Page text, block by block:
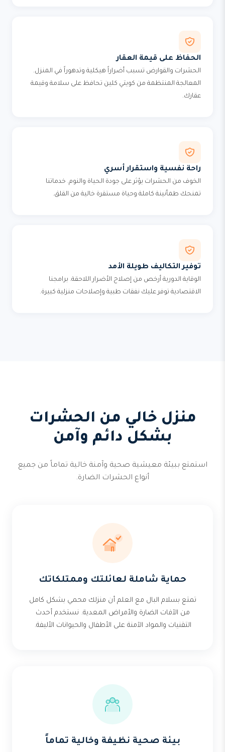
الحفاظ على قيمة العقار
الحشرات والقوارض تسبب أضراراً هيكلية وتدهوراً في المنزل.
المعالجة المنتظمة من كويتي كلين تحافظ على سلامة وقيمة
عقارك.
راحة نفسية واستقرار أسري
الخوف من الحشرات يؤثر على جودة الحياة والنوم. خدماتنا
تمنحك طمأنينة كاملة وحياة مستقرة خالية من القلق.
توفير التكاليف طويلة الأمد
الوقاية الدورية أرخص من إصلاح الأضرار اللاحقة. برامجنا
الاقتصادية توفر عليك نفقات طبية وإصلاحات منزلية كبيرة.
منزل خالي من الحشرات
بشكل دائم وآمن
استمتع ببيئة معيشية صحية وآمنة خالية تماماً من جميع
أنواع الحشرات الضارة.
حماية شاملة لعائلتك وممتلكاتك
تمتع بسلام البال مع العلم أن منزلك محمي بشكل كامل
من الآفات الضارة والأمراض المعدية. نستخدم أحدث
التقنيات والمواد الآمنة على الأطفال والحيوانات الأليفة.
بيئة صحية نظيفة وخالية تماماً